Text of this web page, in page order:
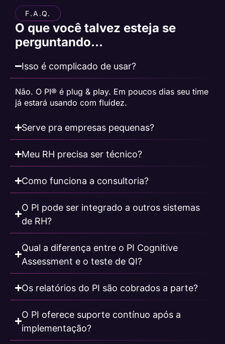
F.A.Q.
O que você talvez esteja se
perguntando…
Isso é complicado de usar?
Não. O PI® é plug & play. Em poucos dias seu time
já estará usando com fluidez.
Serve pra empresas pequenas?
Meu RH precisa ser técnico?
Como funciona a consultoria?
O PI pode ser integrado a outros sistemas
de RH?
Qual a diferença entre o PI Cognitive
Assessment e o teste de QI?
Os relatórios do PI são cobrados a parte?
O PI oferece suporte contínuo após a
implementação?